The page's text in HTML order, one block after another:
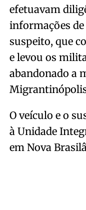
efetuavam
informações
suspeito, que
e levou os
abandonado a
O veículo e o
à Unidade
em Nova